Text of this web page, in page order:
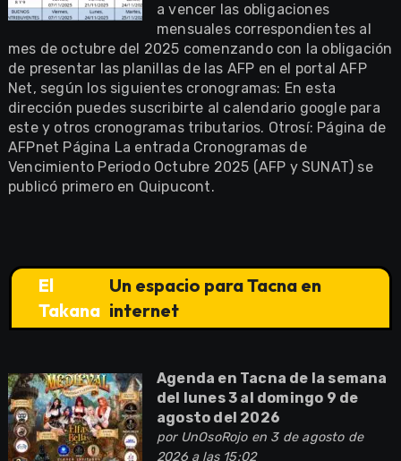
a vencer las obligaciones
mensuales correspondientes al
mes de octubre del 2025 comenzando con la obligación
de presentar las planillas de las AFP en el portal AFP
Net, según los siguientes cronogramas: En esta
dirección puedes suscribirte al calendario google para
este y otros cronogramas tributarios. Otrosí: Página de
AFPnet Página La entrada Cronogramas de
Vencimiento Periodo Octubre 2025 (AFP y SUNAT) se
publicó primero en Quipucont.
El
Takana
Un espacio para Tacna en
internet
Agenda en Tacna de la semana
del lunes 3 al domingo 9 de
agosto del 2026
por UnOsoRojoen 3 de agosto de
2026 a las 15:02